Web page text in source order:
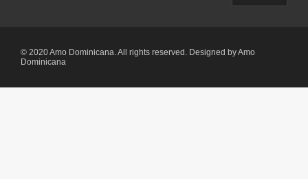
© 2020 Amo Dominicana. All rights reserved. Designed by Amo
Dominicana